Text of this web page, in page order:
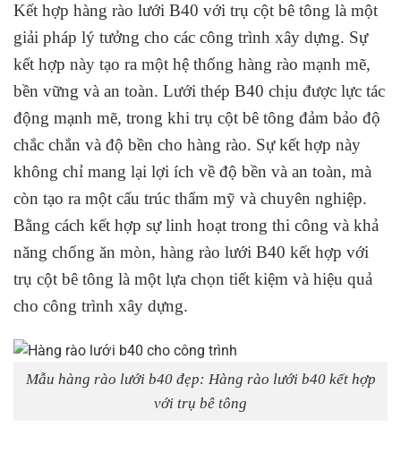
Kết hợp hàng rào lưới B40 với trụ cột bê tông là một
giải pháp lý tưởng cho các công trình xây dựng. Sự
kết hợp này tạo ra một hệ thống hàng rào mạnh mẽ,
bền vững và an toàn. Lưới thép B40 chịu được lực tác
động mạnh mẽ, trong khi trụ cột bê tông đảm bảo độ
chắc chắn và độ bền cho hàng rào. Sự kết hợp này
không chỉ mang lại lợi ích về độ bền và an toàn, mà
còn tạo ra một cấu trúc thẩm mỹ và chuyên nghiệp.
Bằng cách kết hợp sự linh hoạt trong thi công và khả
năng chống ăn mòn, hàng rào lưới B40 kết hợp với
trụ cột bê tông là một lựa chọn tiết kiệm và hiệu quả
cho công trình xây dựng.
Mẫu hàng rào lưới b40 đẹp: Hàng rào lưới b40 kết hợp
với trụ bê tông